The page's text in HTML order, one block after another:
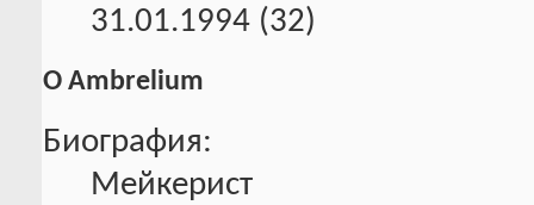
31.01.1994 (32)
О Ambrelium
Биография:
Мейкерист